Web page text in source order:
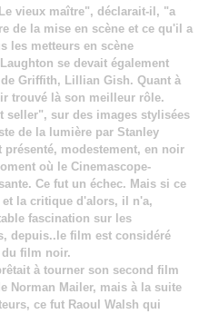
vieux maître", déclarait-il, "a
de la mise en scène et ce qu'il a
les metteurs en scène
se devait également
Griffith, Lillian Gish. Quant à
trouvé là son meilleur rôle.
seller", sur des images stylisées
de la lumière par Stanley
modestement, en noir
où le Cinemascope-
Ce fut un échec. Mais si ce
la critique d'alors, il n'a,
fascination sur les
depuis..le film est considéré
film noir.
à tourner son second film
Norman Mailer, mais à la suite
ce fut Raoul Walsh qui